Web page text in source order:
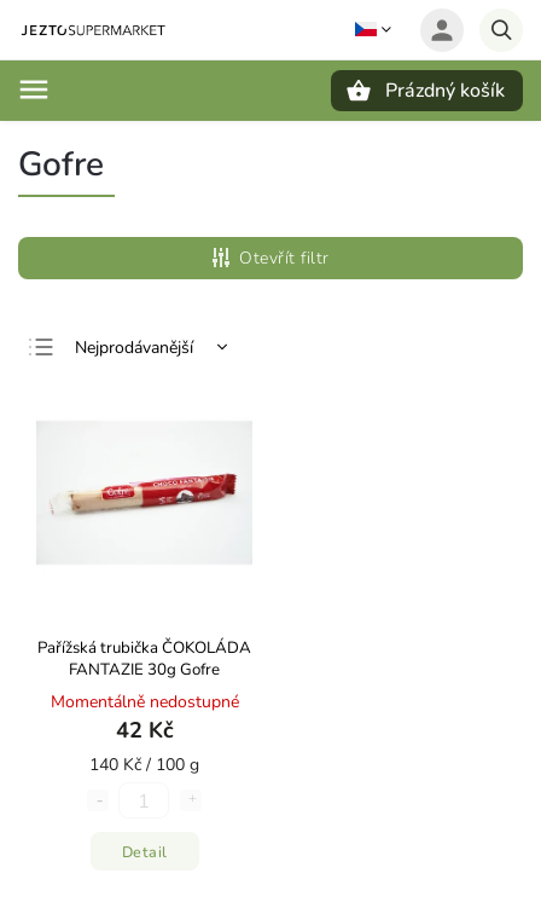
Prázdný košík
Gofre
Otevřít filtr
Nejprodávanější
Pařížská trubička ČOKOLÁDA
FANTAZIE 30g Gofre
Momentálně nedostupné
42 Kč
140 Kč / 100 g
Detail